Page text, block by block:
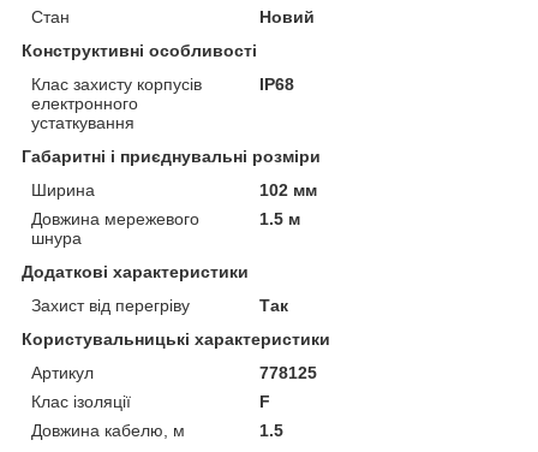
Стан
Новий
Конструктивні особливості
Клас захисту корпусів
електронного
устаткування
IP68
Габаритні і приєднувальні розміри
Ширина
102 мм
Довжина мережевого
шнура
1.5 м
Додаткові характеристики
Захист від перегріву
Так
Користувальницькі характеристики
Артикул
778125
Клас ізоляції
F
Довжина кабелю, м
1.5